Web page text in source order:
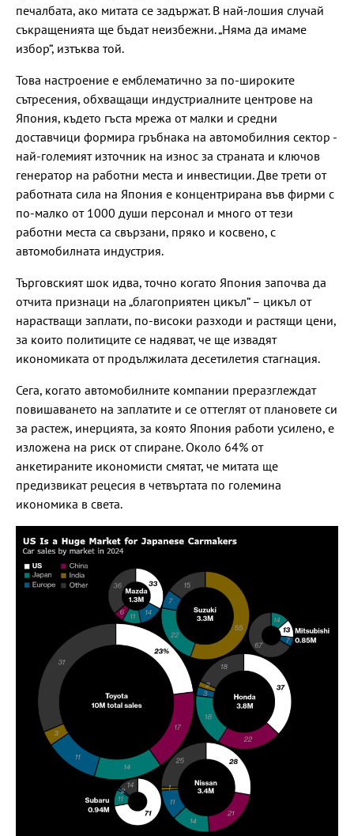
печалбата, ако митата се задържат. В най-лошия случай
съкращенията ще бъдат неизбежни. „Няма да имаме
избор“, изтъква той.
Това настроение е емблематично за по-широките
сътресения, обхващащи индустриалните центрове на
Япония, където гъста мрежа от малки и средни
доставчици формира гръбнака на автомобилния сектор -
най-големият източник на износ за страната и ключов
генератор на работни места и инвестиции. Две трети от
работната сила на Япония е концентрирана във фирми с
по-малко от 1000 души персонал и много от тези
работни места са свързани, пряко и косвено, с
автомобилната индустрия.
Търговският шок идва, точно когато Япония започва да
отчита признаци на „благоприятен цикъл“ – цикъл от
нарастващи заплати, по-високи разходи и растящи цени,
за които политиците се надяват, че ще извадят
икономиката от продължилата десетилетия стагнация.
Сега, когато автомобилните компании преразглеждат
повишаването на заплатите и се оттеглят от плановете си
за растеж, инерцията, за която Япония работи усилено, е
изложена на риск от спиране. Около 64% ​​от
анкетираните икономисти смятат, че митата ще
предизвикат рецесия в четвъртата по големина
икономика в света.